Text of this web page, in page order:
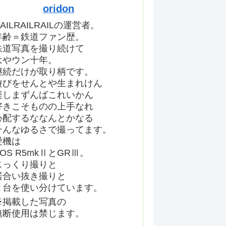
oridon
の運営者。
齢＝鉄道ファン歴。
道写真を撮り続けて
やウン十年。
続だけが取り柄です。
びをせんとや生まれけん
しまずんばこれいかん
きこそものの上手なれ
配するななんとかなる
んなゆるさで撮ってます。
機は
R5mkⅡとGRⅢ。
っくり撮りと
合い抜き撮りと
台を使い分けています。
載した写真の
断使用は禁じます。